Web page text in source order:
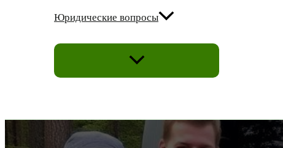
Юридические вопросы
ПЕРЕКЛЮЧАТЕЛЬ